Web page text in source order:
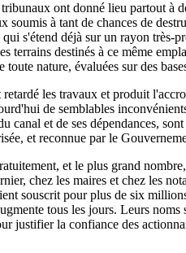
ont donné lieu partout
soumis à tant de chances de
s'étend déjà sur un rayon
terrains destinés à ce même
nature, évaluées sur des
les travaux et produit
de semblables
canal et de ses dépendances,
et reconnue par le
et le plus grand
chez les maires et chez les
souscrit pour plus de six
tous les jours. Leurs
justifier la confiance des